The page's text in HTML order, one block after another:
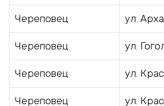
Череповец ул.
Череповец ул.
Череповец ул.
Череповец ул.